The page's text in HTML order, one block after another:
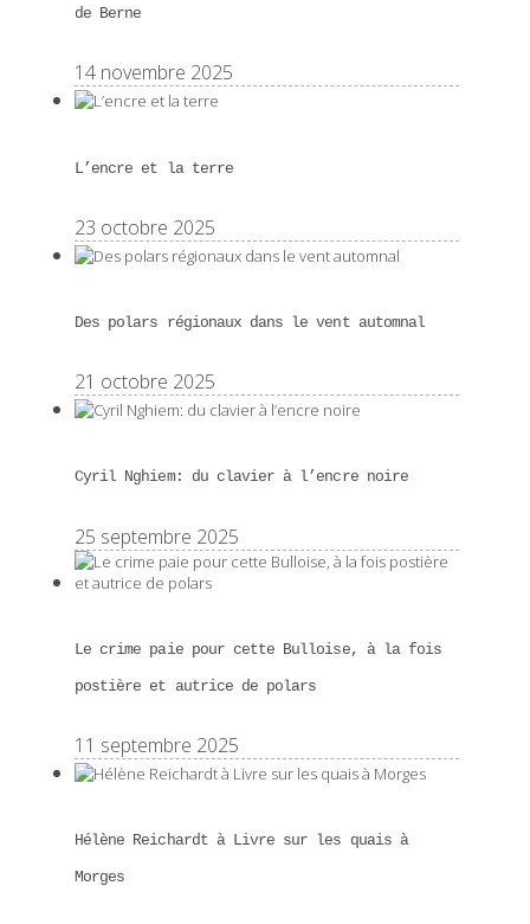
de Berne
14 novembre 2025
L’encre et la terre
23 octobre 2025
Des polars régionaux dans le vent automnal
21 octobre 2025
Cyril Nghiem: du clavier à l’encre noire
25 septembre 2025
Le crime paie pour cette Bulloise, à la fois
postière et autrice de polars
11 septembre 2025
Hélène Reichardt à Livre sur les quais à
Morges